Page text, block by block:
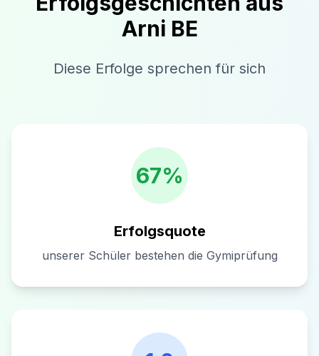
Arni BE
Diese Erfolge sprechen für sich
67%
Erfolgsquote
unserer Schüler bestehen die Gymiprüfung